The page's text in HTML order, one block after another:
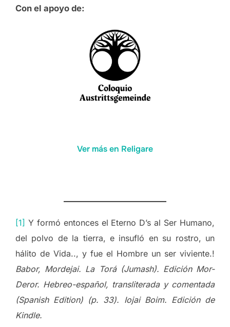
Con el apoyo de:
Ver más en Religare
[1] Y formó entonces el Eterno D’s al Ser Humano,
del polvo de la tierra, e insufló en su rostro, un
hálito de Vida.., y fue el Hombre un ser viviente.!
Babor, Mordejai. La Torá (Jumash). Edición Mor-
Deror. Hebreo-español, transliterada y comentada
(Spanish Edition) (p. 33). Iojai Boim. Edición de
Kindle.